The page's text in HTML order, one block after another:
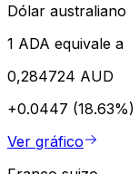
Dólar australiano
1 ADA equivale a
0,284724 AUD
+0.0447 (18.63%)
Ver gráfico